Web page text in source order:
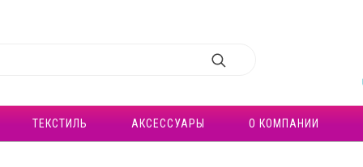
ТЕКСТИЛЬ АКСЕССУАРЫ О КОМПАНИИ